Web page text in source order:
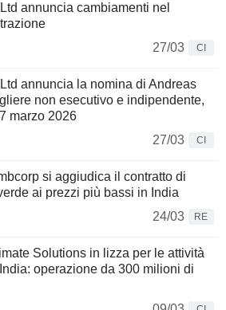
annuncia cambiamenti nel
27/03
CI
annuncia la nomina di Andreas
non esecutivo e indipendente,
marzo 2026
27/03
CI
si aggiudica il contratto di
ai prezzi più bassi in India
24/03
RE
Solutions in lizza per le attività
operazione da 300 milioni di